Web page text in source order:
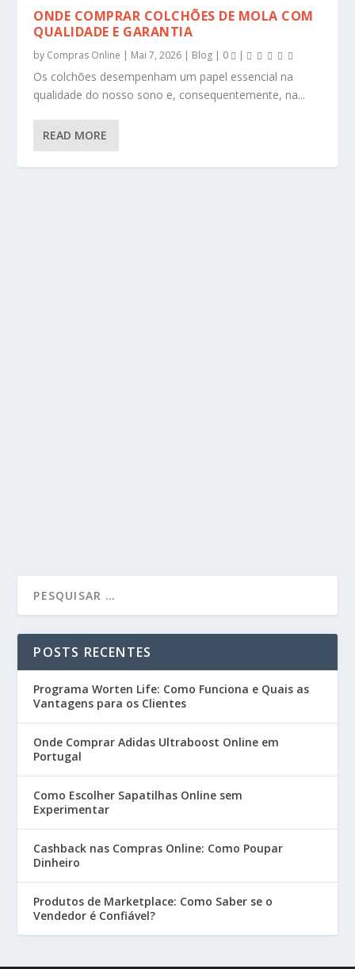
ONDE COMPRAR COLCHÕES DE MOLA COM
QUALIDADE E GARANTIA
by Compras Online | Mai 7, 2026 | Blog | 0 |
Os colchões desempenham um papel essencial na
qualidade do nosso sono e, consequentemente, na...
READ MORE
POSTS RECENTES
Programa Worten Life: Como Funciona e Quais as
Vantagens para os Clientes
Onde Comprar Adidas Ultraboost Online em
Portugal
Como Escolher Sapatilhas Online sem
Experimentar
Cashback nas Compras Online: Como Poupar
Dinheiro
Produtos de Marketplace: Como Saber se o
Vendedor é Confiável?